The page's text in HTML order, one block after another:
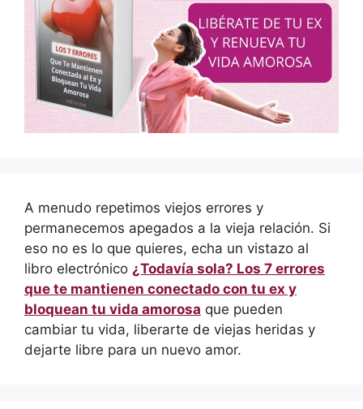
A menudo repetimos viejos errores y
permanecemos apegados a la vieja relación. Si
eso no es lo que quieres, echa un vistazo al
libro electrónico ¿Todavía sola? Los 7 errores
que te mantienen conectado con tu ex y
bloquean tu vida amorosa que pueden
cambiar tu vida, liberarte de viejas heridas y
dejarte libre para un nuevo amor.